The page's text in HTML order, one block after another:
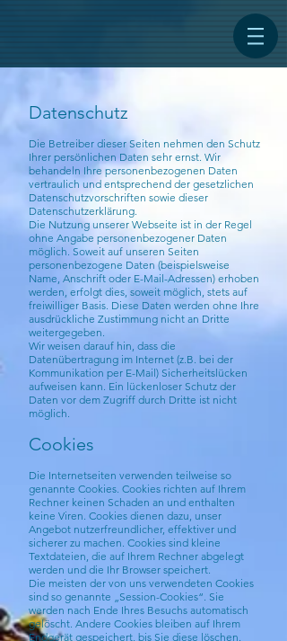
Datenschutz
Die Betreiber dieser Seiten nehmen den Schutz
Ihrer persönlichen Daten sehr ernst. Wir
behandeln Ihre personenbezogenen Daten
vertraulich und entsprechend der gesetzlichen
Datenschutzvorschriften sowie dieser
Datenschutzerklärung.
Die Nutzung unserer Webseite ist in der Regel
ohne Angabe personenbezogener Daten
möglich. Soweit auf unseren Seiten
personenbezogene Daten (beispielsweise
Name, Anschrift oder E-Mail-Adressen) erhoben
werden, erfolgt dies, soweit möglich, stets auf
freiwilliger Basis. Diese Daten werden ohne Ihre
ausdrückliche Zustimmung nicht an Dritte
weitergegeben.
Wir weisen darauf hin, dass die
Datenübertragung im Internet (z.B. bei der
Kommunikation per E-Mail) Sicherheitslücken
aufweisen kann. Ein lückenloser Schutz der
Daten vor dem Zugriff durch Dritte ist nicht
möglich.
Cookies
Die Internetseiten verwenden teilweise so
genannte Cookies. Cookies richten auf Ihrem
Rechner keinen Schaden an und enthalten
keine Viren. Cookies dienen dazu, unser
Angebot nutzerfreundlicher, effektiver und
sicherer zu machen. Cookies sind kleine
Textdateien, die auf Ihrem Rechner abgelegt
werden und die Ihr Browser speichert.
Die meisten der von uns verwendeten Cookies
sind so genannte „Session-Cookies“. Sie
werden nach Ende Ihres Besuchs automatisch
gelöscht. Andere Cookies bleiben auf Ihrem
Endgerät gespeichert, bis Sie diese löschen.